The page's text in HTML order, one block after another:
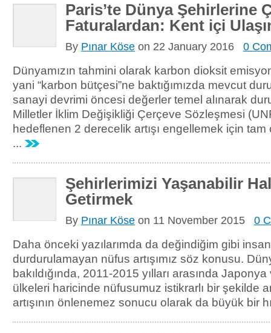
Paris’te Dünya Şehirlerine
Faturalardan: Kent içi
By Pınar Köse on 22 January 2016 0
Dünyamızın tahmini olarak karbon dioksit
yani “karbon bütçesi”ne baktığımızda mevcut
sanayi devrimi öncesi değerler temel alınarak
Milletler İklim Değişikliği Çerçeve Sözleşmesi
hedeflenen 2 derecelik artışı engellemek için
...
Şehirlerimizi Yaşanabilir
Getirmek
By Pınar Köse on 11 November 2015 0
Daha önceki yazılarımda da değindiğim gibi
durdurulamayan nüfus artışımız söz konusu.
bakıldığında, 2011-2015 yılları arasında
ülkeleri haricinde nüfusumuz istikrarlı bir şekilde
artışının önlenemez sonucu olarak da büyük bir